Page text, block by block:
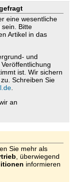
eine wesentliche
Bitte
Artikel in das
und
ist. Wir sichern
Schreiben Sie
an
Sie mehr als
, überwiegend
informieren